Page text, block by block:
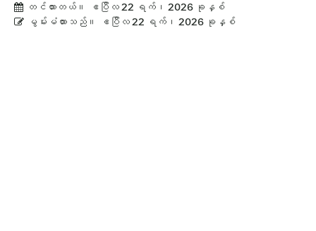
တင်ထားတယ်။
ဧပြီလ 22 ရက်၊ 2026 ခုနှစ်
မွမ်းမံထားသည်။
ဧပြီလ 22 ရက်၊ 2026 ခုနှစ်